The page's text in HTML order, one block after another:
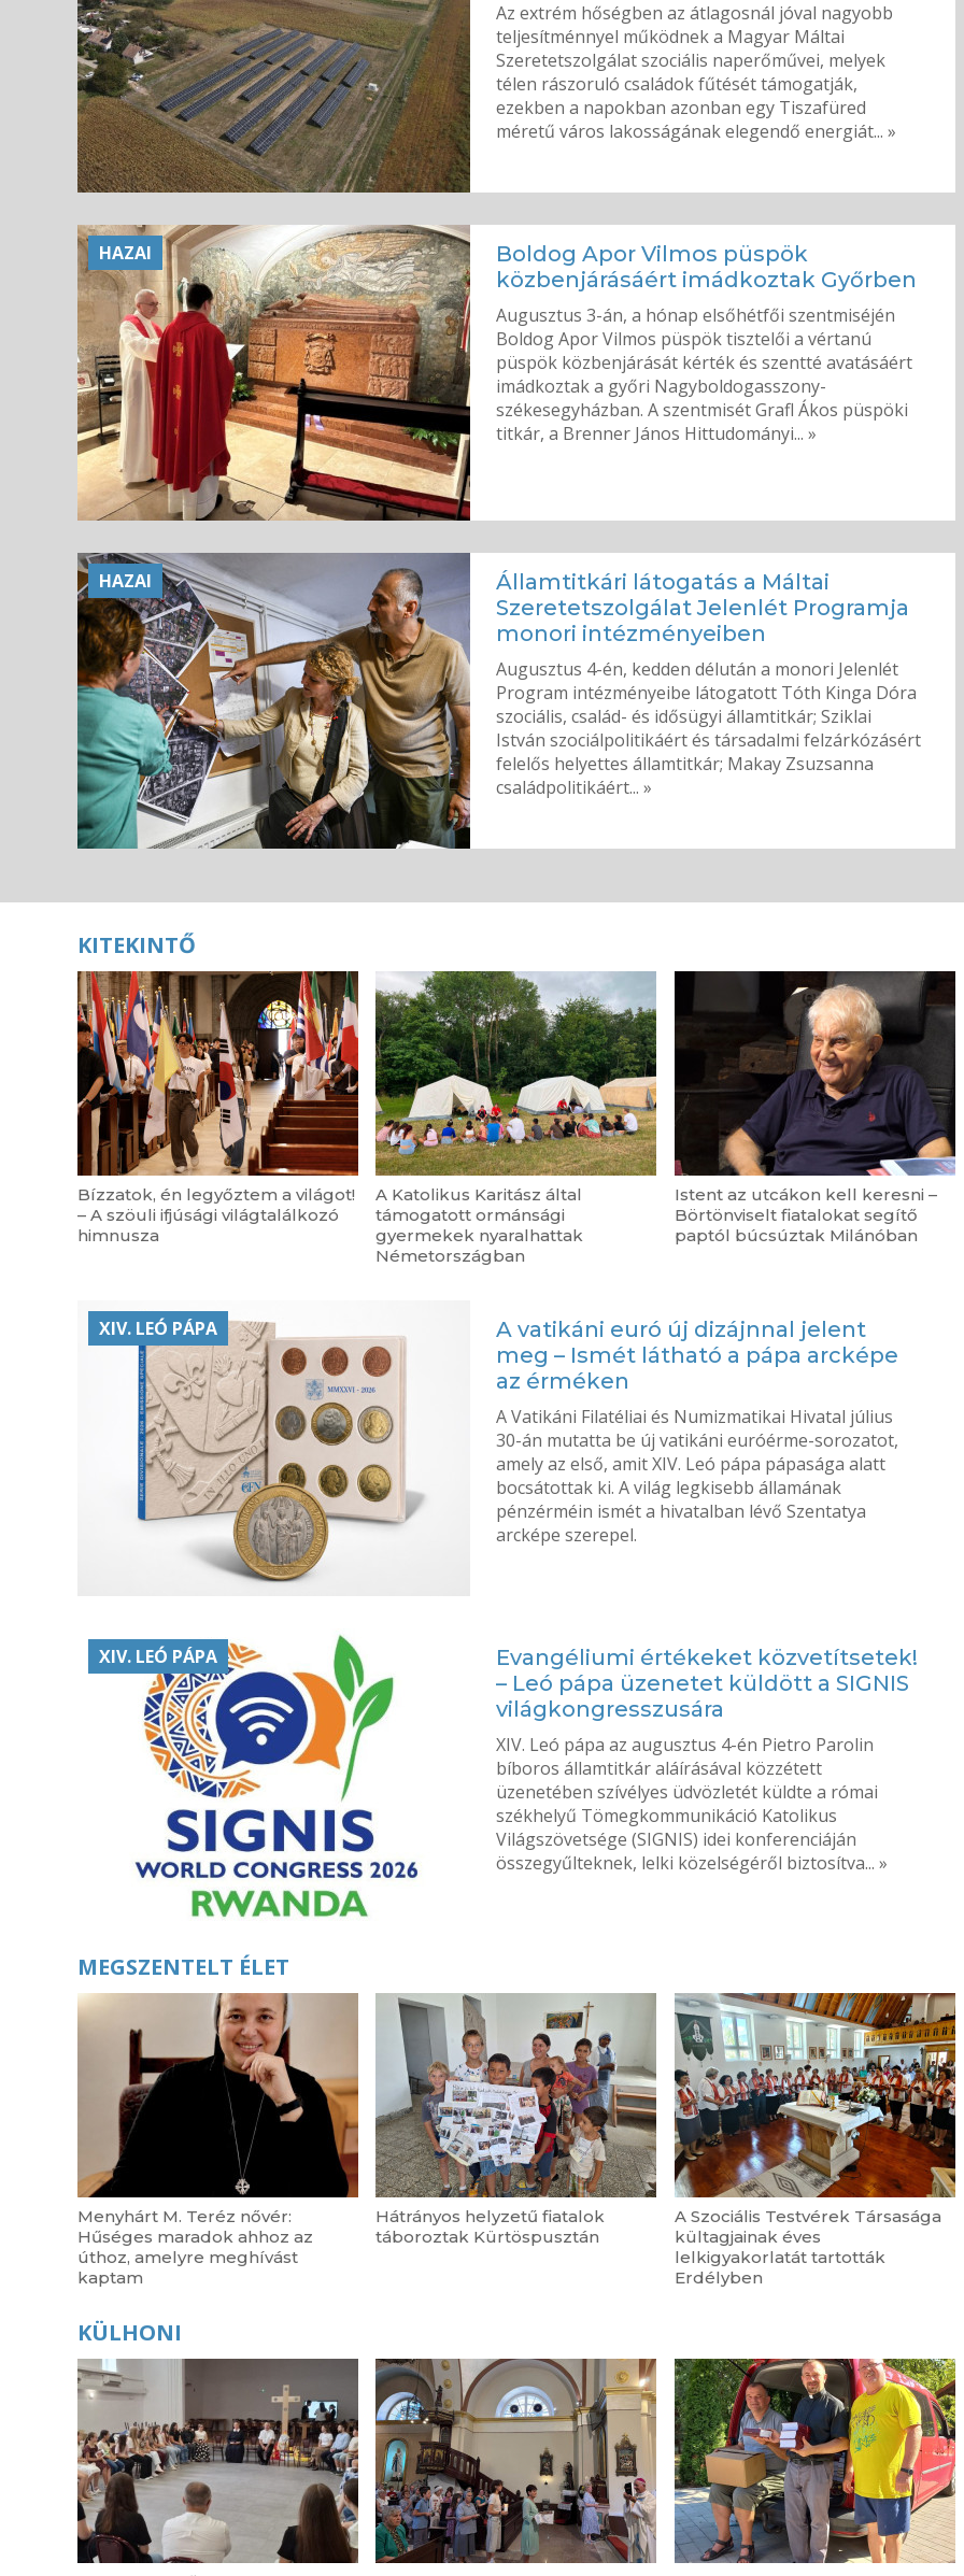
Az extrém hőségben az átlagosnál jóval nagyobb
teljesítménnyel működnek a Magyar Máltai
Szeretetszolgálat szociális naperőművei, melyek
télen rászoruló családok fűtését támogatják,
ezekben a napokban azonban egy Tiszafüred
méretű város lakosságának elegendő energiát... »
Boldog Apor Vilmos püspök
közbenjárásáért imádkoztak Győrben
Augusztus 3-án, a hónap elsőhétfői szentmiséjén
Boldog Apor Vilmos püspök tisztelői a vértanú
püspök közbenjárását kérték és szentté avatásáért
imádkoztak a győri Nagyboldogasszony-
székesegyházban. A szentmisét Grafl Ákos püspöki
titkár, a Brenner János Hittudományi... »
HAZAI
Államtitkári látogatás a Máltai
Szeretetszolgálat Jelenlét Programja
monori intézményeiben
Augusztus 4-én, kedden délután a monori Jelenlét
Program intézményeibe látogatott Tóth Kinga Dóra
szociális, család- és idősügyi államtitkár; Sziklai
István szociálpolitikáért és társadalmi felzárkózásért
felelős helyettes államtitkár; Makay Zsuzsanna
családpolitikáért... »
HAZAI
KITEKINTŐ
Bízzatok, én legyőztem a világot!
– A szöuli ifjúsági világtalálkozó
himnusza
A Katolikus Karitász által
támogatott ormánsági
gyermekek nyaralhattak
Németországban
Istent az utcákon kell keresni –
Börtönviselt fiatalokat segítő
paptól búcsúztak Milánóban
A vatikáni euró új dizájnnal jelent
meg – Ismét látható a pápa arcképe
az érméken
A Vatikáni Filatéliai és Numizmatikai Hivatal július
30-án mutatta be új vatikáni euróérme-sorozatot,
amely az első, amit XIV. Leó pápa pápasága alatt
bocsátottak ki. A világ legkisebb államának
pénzérméin ismét a hivatalban lévő Szentatya
arcképe szerepel.
XIV. LEÓ PÁPA
Evangéliumi értékeket közvetítsetek!
– Leó pápa üzenetet küldött a SIGNIS
világkongresszusára
XIV. Leó pápa az augusztus 4-én Pietro Parolin
bíboros államtitkár aláírásával közzétett
üzenetében szívélyes üdvözletét küldte a római
székhelyű Tömegkommunikáció Katolikus
Világszövetsége (SIGNIS) idei konferenciáján
összegyűlteknek, lelki közelségéről biztosítva... »
XIV. LEÓ PÁPA
MEGSZENTELT ÉLET
Menyhárt M. Teréz nővér:
Hűséges maradok ahhoz az
úthoz, amelyre meghívást
kaptam
Hátrányos helyzetű fiatalok
táboroztak Kürtöspusztán
A Szociális Testvérek Társasága
kültagjainak éves
lelkigyakorlatát tartották
Erdélyben
KÜLHONI